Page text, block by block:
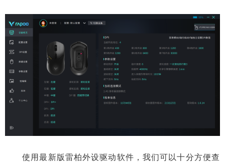
使用最新版雷柏外设驱动软件，我们可以十分方便查